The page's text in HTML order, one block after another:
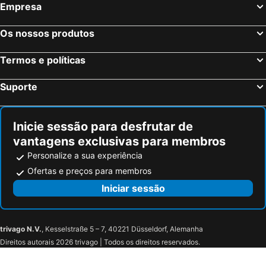
Madrid, Madrid Hotéis
Sevilha, Andaluzia Hotéis
Barcelona, Catalunha Hotéis
Isla Cristina, Andaluzia Hotéis
Empresa
Os nossos produtos
Termos e políticas
Suporte
Inicie sessão para desfrutar de
vantagens exclusivas para membros
Personalize a sua experiência
Ofertas e preços para membros
Iniciar sessão
trivago N.V., Kesselstraße 5 – 7, 40221 Düsseldorf, Alemanha
Direitos autorais 2026 trivago | Todos os direitos reservados.